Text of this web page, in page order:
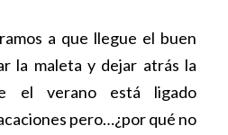
a que llegue el buen
la maleta y dejar atrás la
el verano está ligado
pero…¿por qué no